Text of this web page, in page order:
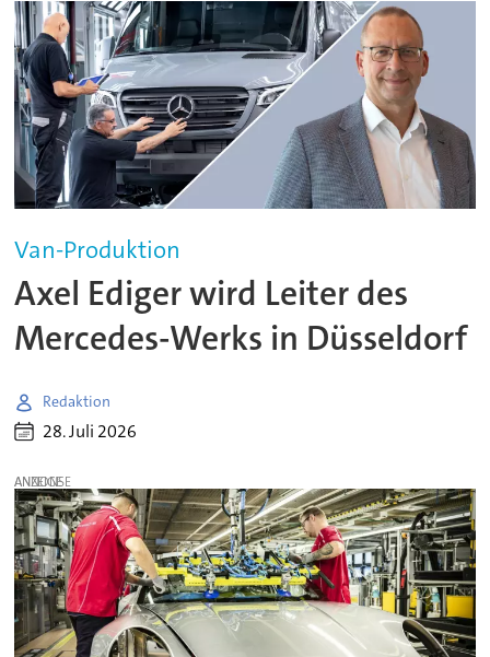
Van-Produktion
Axel Ediger wird Leiter des
Mercedes-Werks in Düsseldorf
Redaktion
28. Juli 2026
ANZEIGE